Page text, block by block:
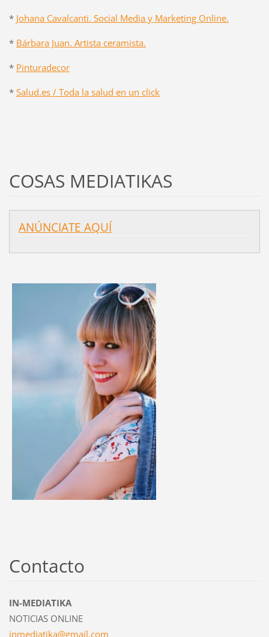
* Johana Cavalcanti. Social Media y Marketing Online.
* Bárbara Juan. Artista ceramista.
* Pinturadecor
* Salud.es / Toda la salud en un click
COSAS MEDIATIKAS
ANÚNCIATE AQUÍ
Contacto
IN-MEDIATIKA
NOTICIAS ONLINE
inmediatika@gmail.com